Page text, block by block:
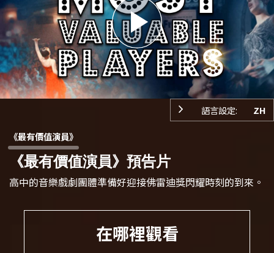
Play
Video
語言設定: ZH
《最有價值演員》
《最有價值演員》預告片
高中的音樂戲劇團體準備好迎接佛雷迪獎閃耀時刻的到來。
在哪裡觀看